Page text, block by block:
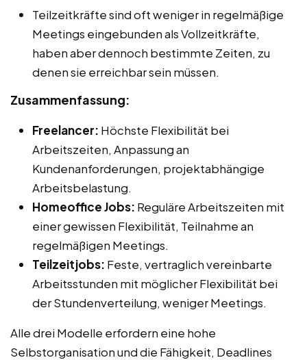
Teilzeitkräfte sind oft weniger in regelmäßige
Meetings eingebunden als Vollzeitkräfte,
haben aber dennoch bestimmte Zeiten, zu
denen sie erreichbar sein müssen.
Zusammenfassung:
Freelancer: Höchste Flexibilität bei
Arbeitszeiten, Anpassung an
Kundenanforderungen, projektabhängige
Arbeitsbelastung.
Homeoffice Jobs: Reguläre Arbeitszeiten mit
einer gewissen Flexibilität, Teilnahme an
regelmäßigen Meetings.
Teilzeitjobs: Feste, vertraglich vereinbarte
Arbeitsstunden mit möglicher Flexibilität bei
der Stundenverteilung, weniger Meetings.
Alle drei Modelle erfordern eine hohe
Selbstorganisation und die Fähigkeit, Deadlines